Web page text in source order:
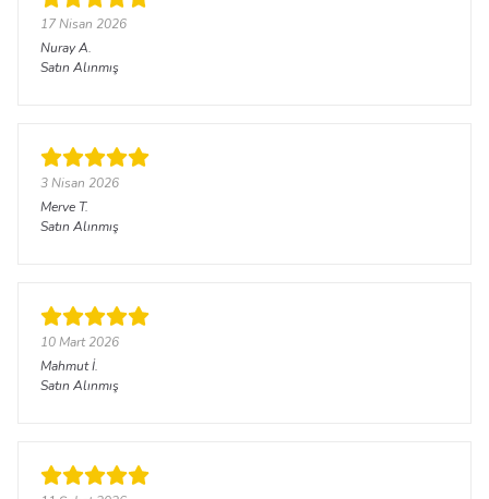
17 Nisan 2026
NurayA.
Satın Alınmış
3 Nisan 2026
Merve T.
Satın Alınmış
10 Mart 2026
Mahmutİ.
Satın Alınmış